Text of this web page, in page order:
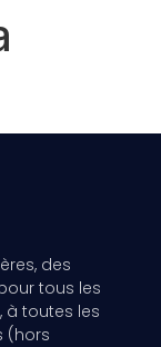
des
tous les
à toutes les
(hors